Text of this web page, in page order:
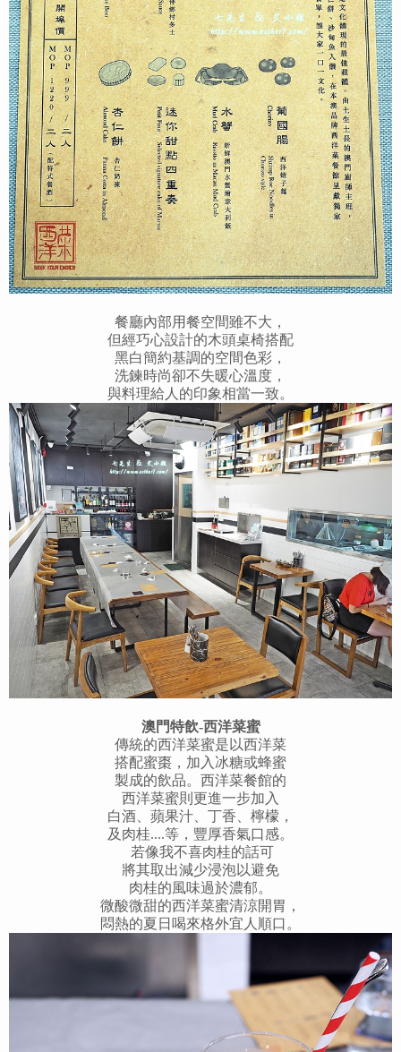
餐廳內部用餐空間雖不大，
但經巧心設計的木頭桌椅搭配
黑白簡約基調的空間色彩，
洗鍊時尚卻不失暖心溫度，
與料理給人的印象相當一致。
澳門特飲-西洋菜蜜
傳統的西洋菜蜜是以西洋菜
搭配蜜棗，加入冰糖或蜂蜜
製成的飲品。西洋菜餐館的
西洋菜蜜則更進一步加入
白酒、蘋果汁、丁香、檸檬，
及肉桂....等，豐厚香氣口感。
若像我不喜肉桂的話可
將其取出減少浸泡以避免
肉桂的風味過於濃郁。
微酸微甜的西洋菜蜜清涼開胃，
悶熱的夏日喝來格外宜人順口。